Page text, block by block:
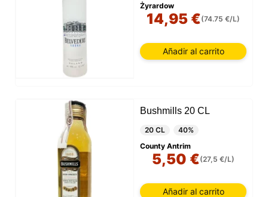
Żyrardow
14,95 €(74.75 €/L)
Añadir al carrito
Bushmills 20 CL
20 CL
40%
County Antrim
5,50 €(27,5 €/L)
Añadir al carrito